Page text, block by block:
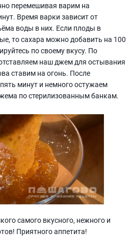
перемешивая варим на
Время варки зависит от
воды в них. Если плоды в
то сахара можно добавить на 100
по своему вкусу. По
наш джем для остывания
ставим на огонь. После
минут и немного остужаем
по стерилизованным банкам.
самого вкусного, нежного и
Приятного аппетита!